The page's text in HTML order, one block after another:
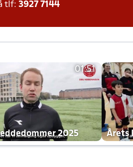
tlf: 3927 7144
01:51
2025 Årets